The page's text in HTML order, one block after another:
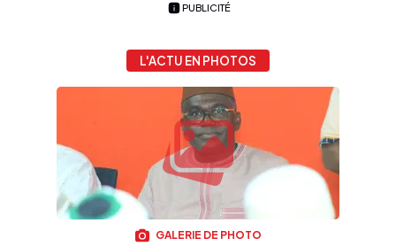
PUBLICITÉ
L'ACTU EN PHOTOS
GALERIE DE PHOTO